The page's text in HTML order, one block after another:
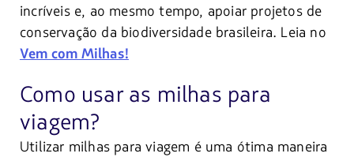
incríveis e, ao mesmo tempo, apoiar projetos de
conservação da biodiversidade brasileira. Leia no
Vem com Milhas!
Como usar as milhas para
viagem?
Utilizar milhas para viagem é uma ótima maneira